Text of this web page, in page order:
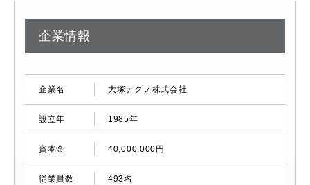
企業情報
企業名 大塚テクノ株式会社
設立年 1985年
資本金 40,000,000円
従業員数 493名